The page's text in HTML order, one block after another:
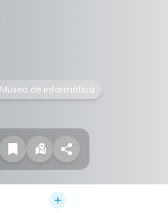
Museo de informática